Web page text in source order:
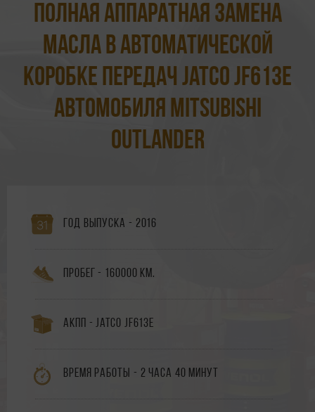
Полная аппаратная замена
масла в автоматической
коробке передач Jatco JF613E
автомобиля Mitsubishi
Outlander
Год выпуска - 2016
Пробег - 160000 км.
АКПП - Jatco JF613E
Время работы - 2 часа 40 минут